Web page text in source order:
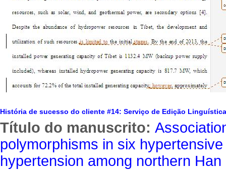
História de sucesso do cliente #14: Serviço de Edição Linguística
Título do manuscrito:
polymorphisms in six
hypertension among northern